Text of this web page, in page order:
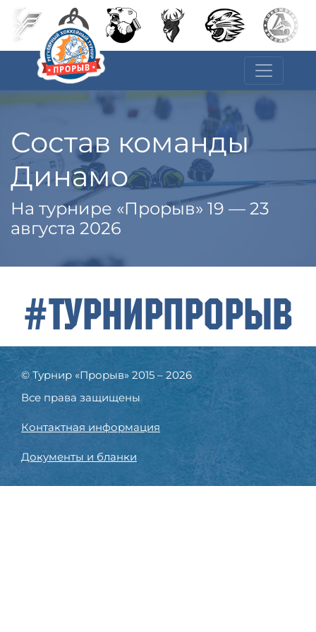
Состав команды
Динамо
На турнире «Прорыв» 19 — 23
августа 2026
#ТурнирПрорыв
© Турнир «Прорыв» 2015 – 2026
Все права защищены
Контактная информация
Документы и бланки